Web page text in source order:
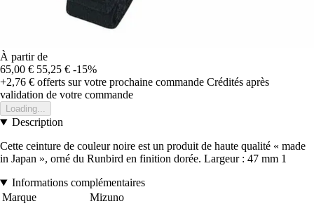
À partir de
65,00 € 55,25 € -15%
+2,76 € offerts sur votre prochaine commande Crédités après
validation de votre commande
Loading...
Description
Cette ceinture de couleur noire est un produit de haute qualité « made
in Japan », orné du Runbird en finition dorée. Largeur : 47 mm 1
Informations complémentaires
Marque
Mizuno